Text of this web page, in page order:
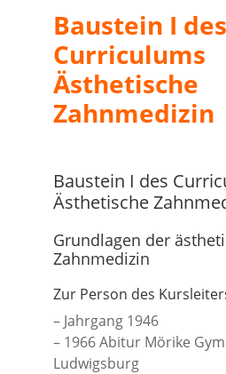
Baustein I des
Curriculums
Ästhetische
Zahnmedizin
Baustein I des
Ästhetische
Grundlagen der
Zahnmedizin
Zur Person des
– Jahrgang 1946
– 1966 Abitur Mörike
Ludwigsburg